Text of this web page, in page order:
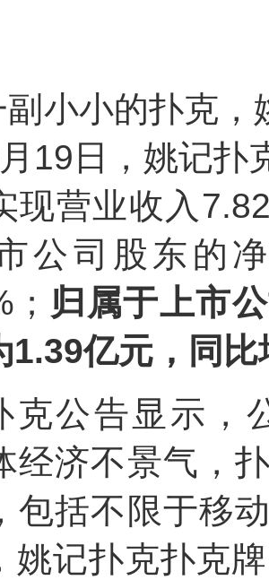
小小的扑克
19日，姚记扑
现营业收入
公司股东的
归属于上市
1.39亿元，同
克公告显示，
经济不景气，
包括不限于移
姚记扑克扑克